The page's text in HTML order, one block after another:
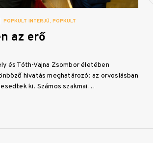
POPKULT INTERJÚ POPKULT
az erő
és Tóth-Vajna Zsombor életében
hivatás meghatározó: az orvoslásban
ki. Számos szakmai…